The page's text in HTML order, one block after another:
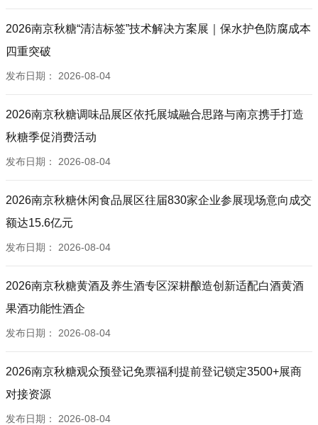
2026南京秋糖“清洁标签”技术解决方案展｜保水护色防腐成本
四重突破
发布日期： 2026-08-04
2026南京秋糖调味品展区依托展城融合思路与南京携手打造
秋糖季促消费活动
发布日期： 2026-08-04
2026南京秋糖休闲食品展区往届830家企业参展现场意向成交
额达15.6亿元
发布日期： 2026-08-04
2026南京秋糖黄酒及养生酒专区深耕酿造创新适配白酒黄酒
果酒功能性酒企
发布日期： 2026-08-04
2026南京秋糖观众预登记免票福利提前登记锁定3500+展商
对接资源
发布日期： 2026-08-04